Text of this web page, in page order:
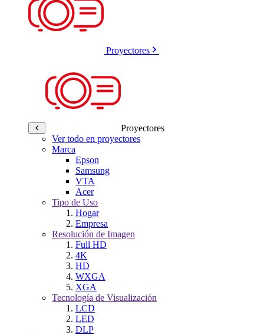
Proyectores
Proyectores
Ver todo en proyectores
Marca
Epson
Samsung
VTA
Acer
Tipo de Uso
Hogar
Empresa
Resolución de Imagen
Full HD
4K
HD
WXGA
XGA
Tecnología de Visualización
LCD
LED
DLP